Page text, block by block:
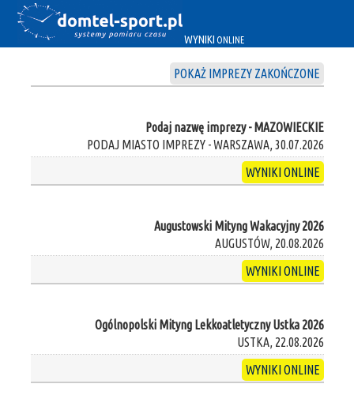
WYNIKI ONLINE
POKAŻ IMPREZY ZAKOŃCZONE
Podaj nazwę imprezy - MAZOWIECKIE
PODAJ MIASTO IMPREZY - WARSZAWA, 30.07.2026
WYNIKI ONLINE
Augustowski Mityng Wakacyjny 2026
AUGUSTÓW, 20.08.2026
WYNIKI ONLINE
Ogólnopolski Mityng Lekkoatletyczny Ustka 2026
USTKA, 22.08.2026
WYNIKI ONLINE